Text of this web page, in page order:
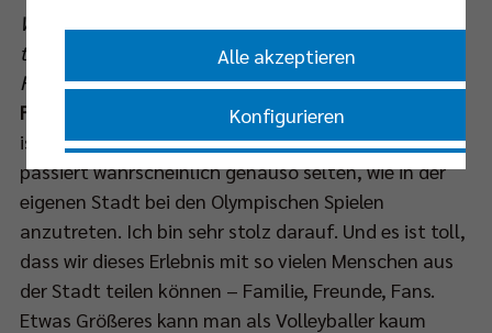
Was bedeutet es Dir persönlich, am Final Four
teilzunehmen und das auch noch in Deiner
Heimatstadt?
Fischer:
Ich bin mit Herz und Seele Berliner, deshalb
ist das für mich eine großartige Sache. So etwas
passiert wahrscheinlich genauso selten, wie in der
eigenen Stadt bei den Olympischen Spielen
anzutreten. Ich bin sehr stolz darauf. Und es ist toll,
dass wir dieses Erlebnis mit so vielen Menschen aus
der Stadt teilen können – Familie, Freunde, Fans.
Etwas Größeres kann man als Volleyballer kaum
Alle akzeptieren
Konfigurieren
Nur essenzielle Cookies akzeptieren
Impressum |Datenschutzerklärung